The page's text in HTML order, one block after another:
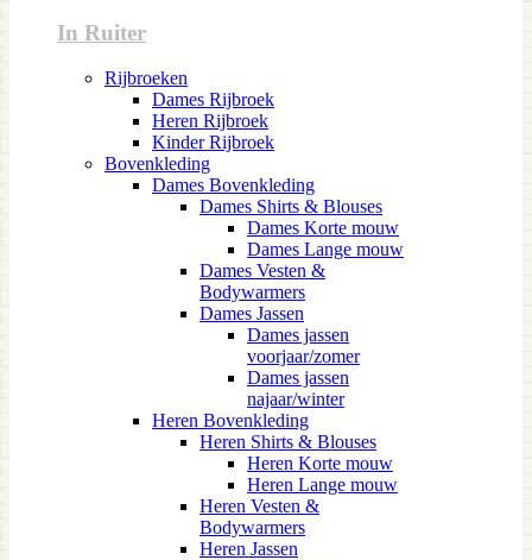
In Ruiter
Rijbroeken
Dames Rijbroek
Heren Rijbroek
Kinder Rijbroek
Bovenkleding
Dames Bovenkleding
Dames Shirts & Blouses
Dames Korte mouw
Dames Lange mouw
Dames Vesten &
Bodywarmers
Dames Jassen
Dames jassen
voorjaar/zomer
Dames jassen
najaar/winter
Heren Bovenkleding
Heren Shirts & Blouses
Heren Korte mouw
Heren Lange mouw
Heren Vesten &
Bodywarmers
Heren Jassen